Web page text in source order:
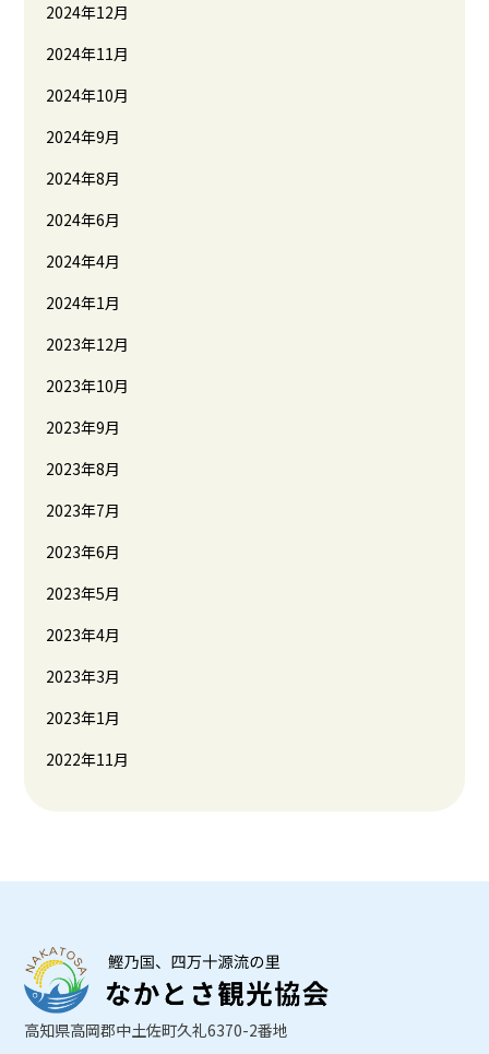
2024年12月
2024年11月
2024年10月
2024年9月
2024年8月
2024年6月
2024年4月
2024年1月
2023年12月
2023年10月
2023年9月
2023年8月
2023年7月
2023年6月
2023年5月
2023年4月
2023年3月
2023年1月
2022年11月
高知県高岡郡中土佐町久礼6370-2番地